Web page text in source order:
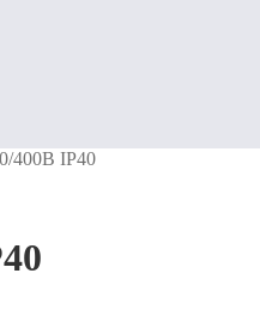
400В IP40